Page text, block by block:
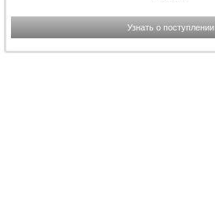
Узнать о поступлении